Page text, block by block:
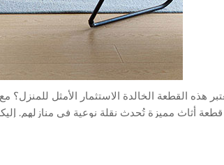
هذه القطعة الخالدة الاستثمار الأمثل
أثاث مميزة تُحدث نقلة نوعية في منازلهم.